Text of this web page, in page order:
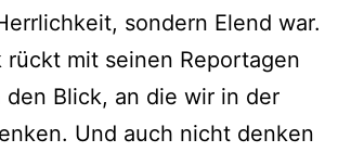
sondern Elend war.
rückt mit seinen Reportagen
den Blick, an die wir in der
Und auch nicht denken